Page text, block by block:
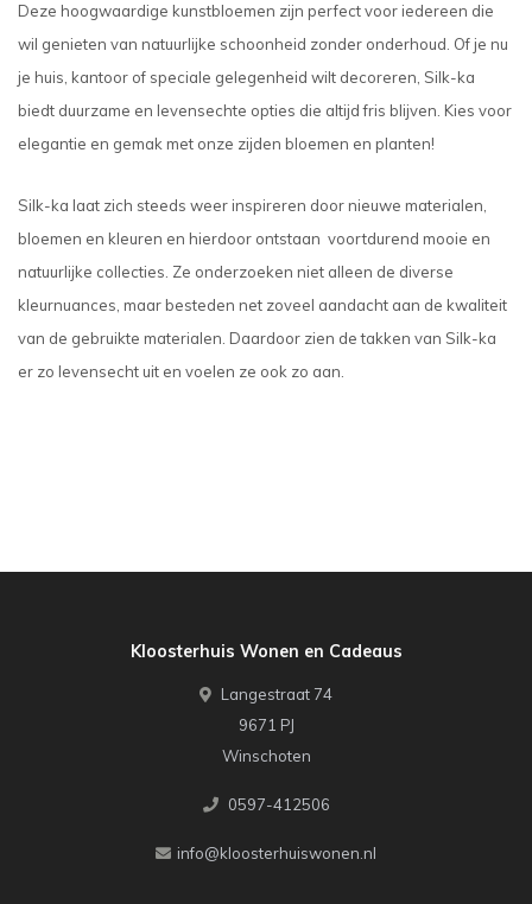
Deze hoogwaardige kunstbloemen zijn perfect voor iedereen die
wil genieten van natuurlijke schoonheid zonder onderhoud. Of je nu
je huis, kantoor of speciale gelegenheid wilt decoreren, Silk-ka
biedt duurzame en levensechte opties die altijd fris blijven. Kies voor
elegantie en gemak met onze zijden bloemen en planten!
Silk-ka laat zich steeds weer inspireren door nieuwe materialen,
bloemen en kleuren en hierdoor ontstaan voortdurend mooie en
natuurlijke collecties. Ze onderzoeken niet alleen de diverse
kleurnuances, maar besteden net zoveel aandacht aan de kwaliteit
van de gebruikte materialen. Daardoor zien de takken van Silk-ka
er zo levensecht uit en voelen ze ook zo aan.
Kloosterhuis Wonen en Cadeaus
Langestraat 74
9671 PJ
Winschoten
0597-412506
info@kloosterhuiswonen.nl